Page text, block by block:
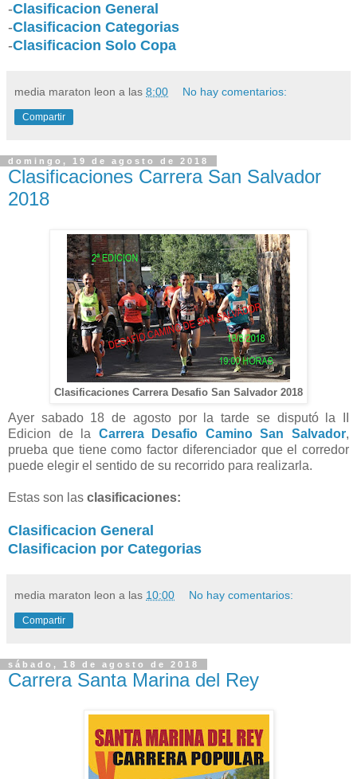
-Clasificacion General
-Clasificacion Categorias
-Clasificacion Solo Copa
media maraton leon a las 8:00 No hay comentarios:
Compartir
domingo, 19 de agosto de 2018
Clasificaciones Carrera San Salvador
2018
Clasificaciones Carrera Desafio San Salvador 2018
Ayer sabado 18 de agosto por la tarde se disputó la II
Edicion de la Carrera Desafio Camino San Salvador,
prueba que tiene como factor diferenciador que el corredor
puede elegir el sentido de su recorrido para realizarla.
Estas son las clasificaciones:
Clasificacion General
Clasificacion por Categorias
media maraton leon a las 10:00 No hay comentarios:
Compartir
sábado, 18 de agosto de 2018
Carrera Santa Marina del Rey